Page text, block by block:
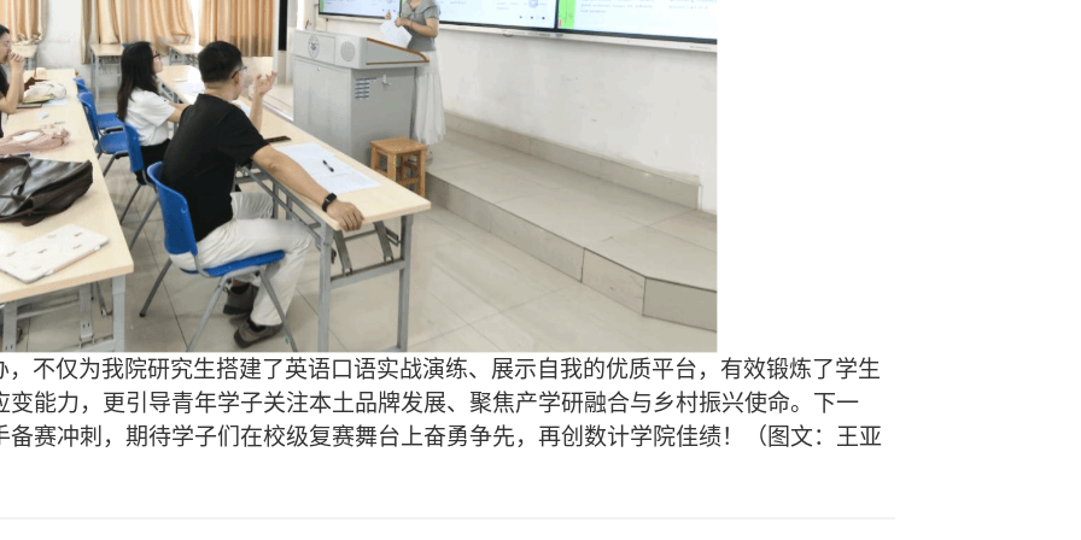
不仅为我院研究生搭建了英语口语实战演练、展示自我的优质平台，有效锻炼了学生
能力，更引导青年学子关注本土品牌发展、聚焦产学研融合与乡村振兴使命。下一
赛冲刺，期待学子们在校级复赛舞台上奋勇争先，再创数计学院佳绩！（图文：王亚